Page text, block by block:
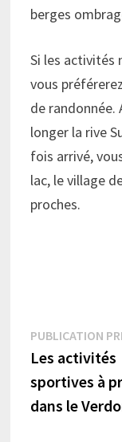
berges
Si les activités
vous
de randonnée.
longer la rive
fois arrivé,
lac, le village
proches.
de
l’article
PUBLICATION
Les activités
sportives à
dans le